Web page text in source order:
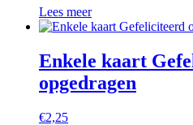
Lees meer
Enkele kaart
opgedragen
€2,25